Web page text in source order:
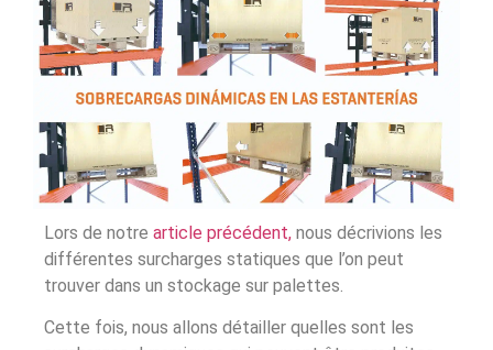
Lors de notre article précédent, nous décrivions les
différentes surcharges statiques que l’on peut
trouver dans un stockage sur palettes.
Cette fois, nous allons détailler quelles sont les